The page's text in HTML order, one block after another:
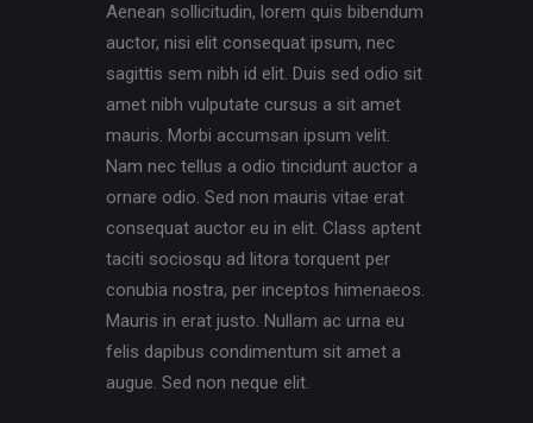
Aenean sollicitudin, lorem quis bibendum
auctor, nisi elit consequat ipsum, nec
sagittis sem nibh id elit. Duis sed odio sit
amet nibh vulputate cursus a sit amet
mauris. Morbi accumsan ipsum velit.
Nam nec tellus a odio tincidunt auctor a
ornare odio. Sed non mauris vitae erat
consequat auctor eu in elit. Class aptent
taciti sociosqu ad litora torquent per
conubia nostra, per inceptos himenaeos.
Mauris in erat justo. Nullam ac urna eu
felis dapibus condimentum sit amet a
augue. Sed non neque elit.